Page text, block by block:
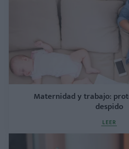
Maternidad y trabajo:
despido
LEER